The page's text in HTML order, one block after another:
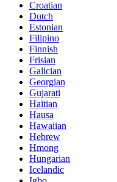
Croatian
Dutch
Estonian
Filipino
Finnish
Frisian
Galician
Georgian
Gujarati
Haitian
Hausa
Hawaiian
Hebrew
Hmong
Hungarian
Icelandic